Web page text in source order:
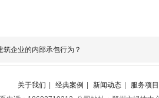
筑企业的内部承包行为？
关于我们 经典案例 新闻动态 服务项目